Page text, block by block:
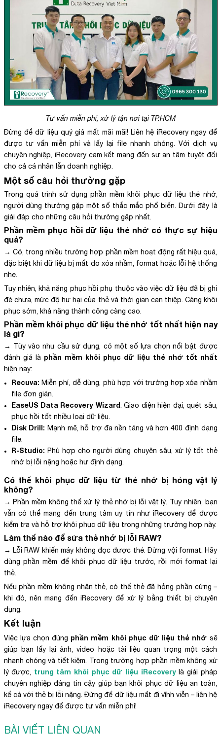
Tư vấn miễn phí, xử lý tận nơi tại TP.HCM
Đừng để dữ liệu quý giá mất mãi mãi! Liên hệ iRecovery ngay để
được tư vấn miễn phí và lấy lại file nhanh chóng. Với dịch vụ
chuyên nghiệp, iRecovery cam kết mang đến sự an tâm tuyệt đối
cho cả cá nhân lẫn doanh nghiệp.
Một số câu hỏi thường gặp
Trong quá trình sử dụng phần mềm khôi phục dữ liệu thẻ nhớ,
người dùng thường gặp một số thắc mắc phổ biến. Dưới đây là
giải đáp cho những câu hỏi thường gặp nhất.
Phần mềm phục hồi dữ liệu thẻ nhớ có thực sự hiệu
quả?
→ Có, trong nhiều trường hợp phần mềm hoạt động rất hiệu quả,
đặc biệt khi dữ liệu bị mất do xóa nhầm, format hoặc lỗi hệ thống
nhẹ.
Tuy nhiên, khả năng phục hồi phụ thuộc vào việc dữ liệu đã bị ghi
đè chưa, mức độ hư hại của thẻ và thời gian can thiệp. Càng khôi
phục sớm, khả năng thành công càng cao.
Phần mềm khôi phục dữ liệu thẻ nhớ tốt nhất hiện nay
là gì?
→ Tùy vào nhu cầu sử dụng, có một số lựa chọn nổi bật được
đánh giá là phần mềm khôi phục dữ liệu thẻ nhớ tốt nhất
hiện nay:
Recuva: Miễn phí, dễ dùng, phù hợp với trường hợp xóa nhầm
file đơn giản.
EaseUS Data Recovery Wizard: Giao diện hiện đại, quét sâu,
phục hồi tốt nhiều loại dữ liệu.
Disk Drill: Mạnh mẽ, hỗ trợ đa nền tảng và hơn 400 định dạng
file.
R-Studio: Phù hợp cho người dùng chuyên sâu, xử lý tốt thẻ
nhớ bị lỗi nặng hoặc hư định dạng.
Có thể khôi phục dữ liệu từ thẻ nhớ bị hỏng vật lý
không?
→ Phần mềm không thể xử lý thẻ nhớ bị lỗi vật lý. Tuy nhiên, bạn
vẫn có thể mang đến trung tâm uy tín như iRecovery để được
kiểm tra và hỗ trợ khôi phục dữ liệu trong những trường hợp này.
Làm thế nào để sửa thẻ nhớ bị lỗi RAW?
→ Lỗi RAW khiến máy không đọc được thẻ. Đừng vội format. Hãy
dùng phần mềm để khôi phục dữ liệu trước, rồi mới format lại
thẻ.
Nếu phần mềm không nhận thẻ, có thể thẻ đã hỏng phần cứng –
khi đó, nên mang đến iRecovery để xử lý bằng thiết bị chuyên
dụng.
Kết luận
Việc lựa chọn đúng phần mềm khôi phục dữ liệu thẻ nhớ sẽ
giúp bạn lấy lại ảnh, video hoặc tài liệu quan trọng một cách
nhanh chóng và tiết kiệm. Trong trường hợp phần mềm không xử
lý được, trung tâm khôi phục dữ liệu iRecoverylà giải pháp
chuyên nghiệp đáng tin cậy giúp bạn khôi phục dữ liệu an toàn,
kể cả với thẻ bị lỗi nặng. Đừng để dữ liệu mất đi vĩnh viễn – liên hệ
iRecovery ngay để được tư vấn miễn phí!
BÀI VIẾT LIÊN QUAN